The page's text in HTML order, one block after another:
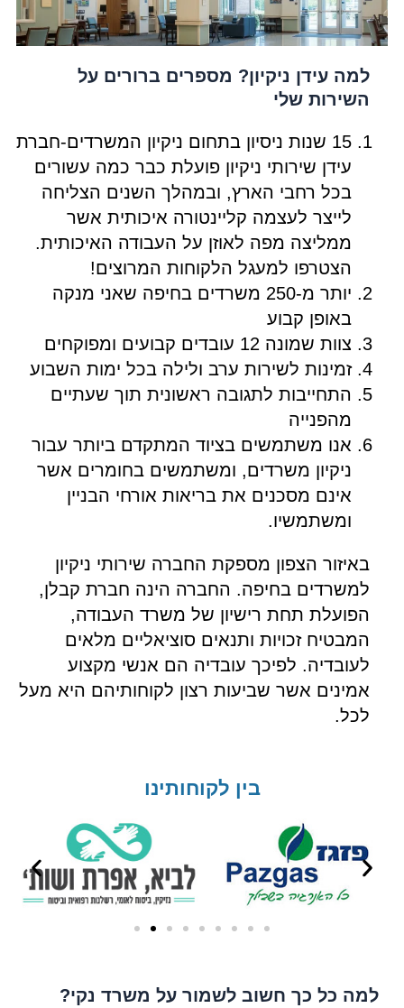
למה עידן ניקיון? מספרים ברורים על
השירות שלי
15 שנות ניסיון בתחום ניקיון המשרדים-חברת
עידן שירותי ניקיון פועלת כבר כמה עשורים
בכל רחבי הארץ, ובמהלך השנים הצליחה
לייצר לעצמה קליינטורה איכותית אשר
ממליצה מפה לאוזן על העבודה האיכותית.
הצטרפו למעגל הלקוחות המרוצים!
יותר מ-250 משרדים בחיפה שאני מנקה
באופן קבוע
צוות שמונה 12 עובדים קבועים ומפוקחים
זמינות לשירות ערב ולילה בכל ימות השבוע
התחייבות לתגובה ראשונית תוך שעתיים
מהפנייה
אנו משתמשים בציוד המתקדם ביותר עבור
ניקיון משרדים, ומשתמשים בחומרים אשר
אינם מסכנים את בריאות אורחי הבניין
ומשתמשיו.
באיזור הצפון מספקת החברה שירותי ניקיון
למשרדים בחיפה. החברה הינה חברת קבלן,
הפועלת תחת רישיון של משרד העבודה,
המבטיח זכויות ותנאים סוציאליים מלאים
לעובדיה. לפיכך עובדיה הם אנשי מקצוע
אמינים אשר שביעות רצון לקוחותיהם היא מעל
לכל.
בין לקוחותינו
למה כל כך חשוב לשמור על משרד נקי?